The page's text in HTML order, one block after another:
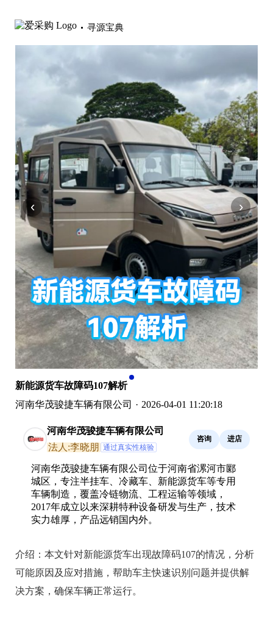
寻源宝典
‹ ›
新能源货车故障码107解析
河南华茂骏捷车辆有限公司 · 2026-04-01 11:20:18
河南华茂骏捷车辆有限公司
法人:李晓朋 通过真实性核验
咨询 进店
河南华茂骏捷车辆有限公司位于河南省漯河市郾
城区，专注半挂车、冷藏车、新能源货车等专用
车辆制造，覆盖冷链物流、工程运输等领域，
2017年成立以来深耕特种设备研发与生产，技术
实力雄厚，产品远销国内外。
介绍： 本文针对新能源货车出现故障码107的情况，分析
可能原因及应对措施，帮助车主快速识别问题并提供解
决方案，确保车辆正常运行。